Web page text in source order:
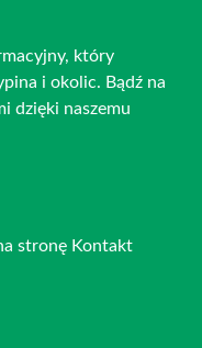
który
i okolic. Bądź na
dzięki naszemu
stronę Kontakt